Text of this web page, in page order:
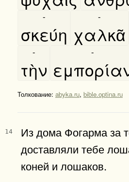
σκεύη
-
χαλκᾶ
-
τὴν
- -
Толкование: abyka.ru, bible.optina.ru
14
Из дома Фогарма за
доставляли тебе
коней и лошаков.